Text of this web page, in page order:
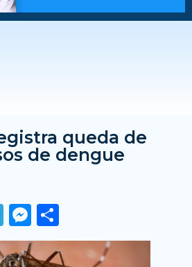
queda de
de dengue
Telegram
Messenger